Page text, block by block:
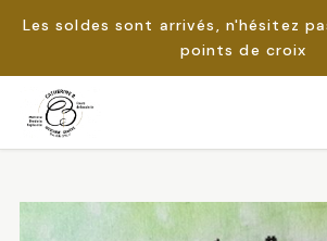
Les soldes sont arrivés, n'hésitez
points de croix
Passer